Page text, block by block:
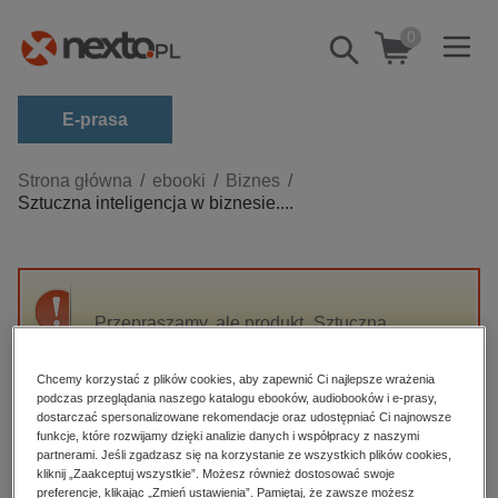
Pokaż/schowaj
wyszukiwarkę
0
E-prasa
Kategorie
Zobacz wszystkie E-prasa
budownictwo, aranżacja wnętrz
darmowe wydania
edukacja
hobby, sport, rozrywka
komputery, internet, technologie, informatyka
Strona główna ebooki
Biznes
Sztuczna inteligencja w biznesie....
Przepraszamy, ale produkt „Sztuczna
High-contrast mode
Polecane
Chcemy korzystać z plików cookies, aby zapewnić Ci najlepsze wrażenia
podczas przeglądania naszego katalogu ebooków, audiobooków i e-prasy,
dostarczać spersonalizowane rekomendacje oraz udostępniać Ci najnowsze
funkcje, które rozwijamy dzięki analizie danych i współpracy z naszymi
partnerami. Jeśli zgadzasz się na korzystanie ze wszystkich plików cookies,
kliknij „Zaakceptuj wszystkie”. Możesz również dostosować swoje
preferencje, klikając „Zmień ustawienia”. Pamiętaj, że zawsze możesz